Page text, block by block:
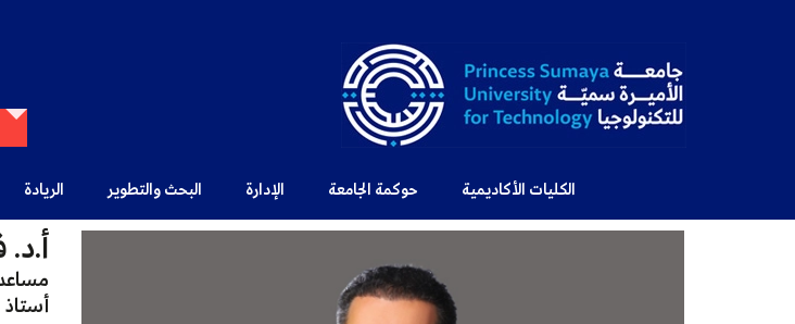
الكليات الأكاديمية حوكمة الجامعة الإدارة البحث والتطوير الريادة
أستاذ